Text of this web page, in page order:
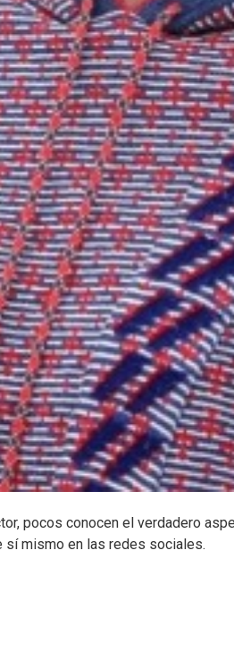
pocos conocen el verdadero
sí mismo en las redes sociales.